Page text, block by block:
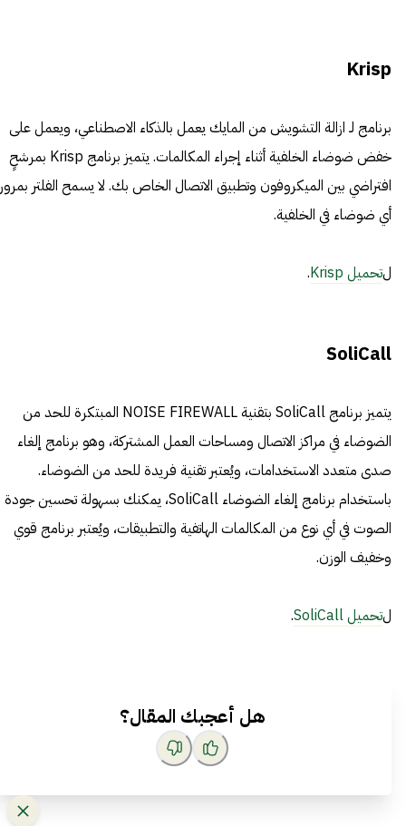
Krisp
برنامج لـ ازالة التشويش من المايك يعمل بالذكاء الاصطناعي، ويعمل على
خفض ضوضاء الخلفية أثناء إجراء المكالمات. يتميز برنامج Krisp بمرشحٍ
افتراضي بين الميكروفون وتطبيق الاتصال الخاص بك. لا يسمح الفلتر بمرور
أي ضوضاء في الخلفية.
لتحميل Krisp .
SoliCall
يتميز برنامج SoliCall بتقنية NOISE FIREWALL المبتكرة للحد من
الضوضاء في مراكز الاتصال ومساحات العمل المشتركة، وهو برنامج إلغاء
صدى متعدد الاستخدامات، ويُعتبر تقنية فريدة للحد من الضوضاء.
باستخدام برنامج إلغاء الضوضاء SoliCall، يمكنك بسهولة تحسين جودة
الصوت في أي نوع من المكالمات الهاتفية والتطبيقات، ويُعتبر برنامج قوي
وخفيف الوزن.
لتحميل SoliCall .
هل أعجبك المقال؟